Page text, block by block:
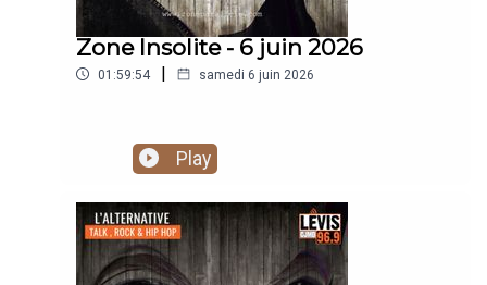
Zone Insolite - 6 juin 2026
01:59:54 | samedi 6 juin 2026
Play